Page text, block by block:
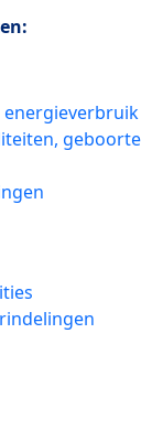
energieverbruik